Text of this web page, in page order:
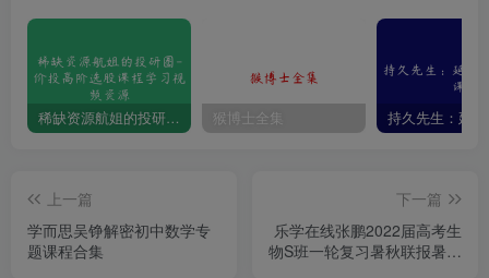
稀缺资源航姐的投研圈-价投高阶选股课程学习视频资源 猴博士全集
上一篇
学而思吴铮解密初中数学专
题课程合集
下一篇
乐学在线张鹏2022届高考生
物S班一轮复习暑秋联报暑假